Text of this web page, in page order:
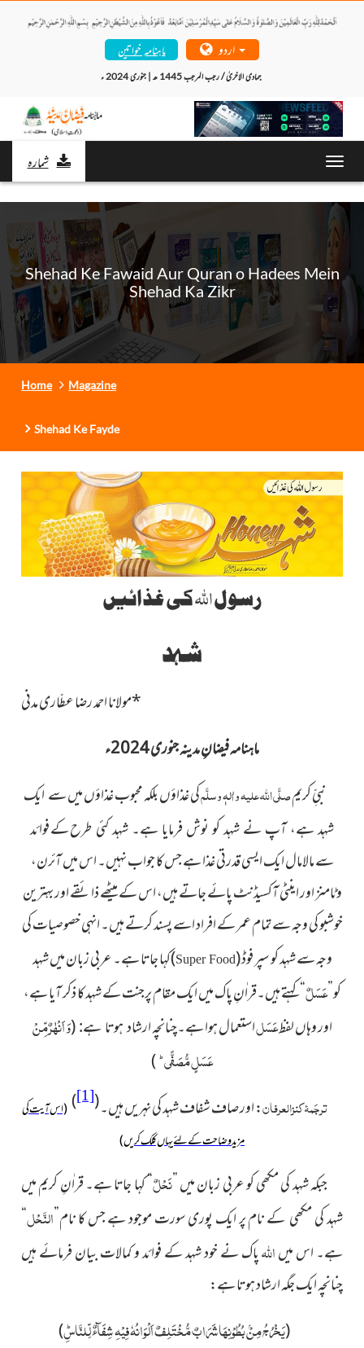
ماہنامہ خواتین
شمارہ
Shehad Ke Fawaid Aur Quran o Hadees Mein
Shehad Ka Zikr
Home Magazine
Shehad Ke Fayde
رسولاللہکی غذائیں
شہد
*مولانا احمد رضا عطّاری مدنی
ماہنامہ فیضانِ مدینہ جنوری 2024ء
نبیِّ کریمصلَّی اللہ علیہ واٰلہٖ وسلَّمکی غذاؤں بلکہ محبوب غذاؤں میںسے ایک
شہد ہے، آپ نے شہد کو نوش فرمایا ہے۔ شہد کئی طرح کے فوائد
سے مالامال ایک ایسی قدرتی غذا ہے جس کا جواب نہیں۔ اس میں آئرن،
وٹامنز اور اینٹی آکسیڈنٹ پائے جاتے ہیں، اس کے میٹھے ذائقے اور بہترین
خوشبو کی وجہ سے تمام عمر کے افراد اسے پسند کرتے ہیں۔ انہی خصوصیات کی
وجہ سے شہد کو سپر فوڈ(
Super Food
)کہا جاتا ہے۔ عربی زبان میں شہد
کو”عَسَلٌ“ کہتے ہیں۔قراٰنِ پاک میں ایک مقام پرجنت کے شہد کا ذکر آیا ہے،
اور وہاں لفظعَسَلاستعمال ہوا ہے۔چنانچہارشاد ہوتا ہے:(وَ اَنْهٰرٌ مِّنْ
عَسَلٍ مُّصَفًّى ؕ)
ترجَمۂ کنزالعرفان:اور صاف شفاف شہد کی نہریں ہیں۔(
[1]
)(اس آیت کی
مزید وضاحت کے لئے یہاں کلک کریں)
جبکہ شہد کی مکھی کو عربی زبان میں ”نَحْلٌ“ کہا جاتا ہے۔ قراٰنِ کریم میں
شہد کی مکھی کے نام پر ایک پوری سورت موجود ہے جس کا نام”النَّحْل“
ہے۔ اس میںاللہپاک نے خود شہد کے فوائد و کمالات بیان فرمائے ہیں
چنانچہ ایک جگہ ارشاد ہوتا ہے:
(یَخْرُجُ مِنْۢ بُطُوْنِهَا شَرَابٌ مُّخْتَلِفٌ اَلْوَانُهٗ فِیْهِ شِفَآءٌ لِّلنَّاسِؕ)